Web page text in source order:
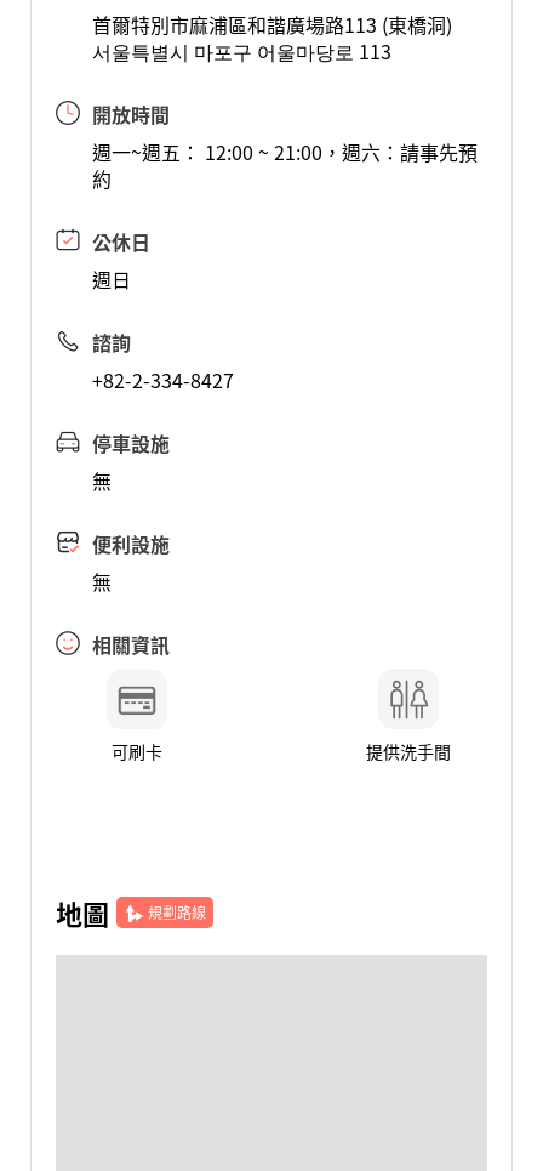
首爾特別市麻浦區和諧廣場路113 (東橋洞)
서울특별시 마포구 어울마당로 113
開放時間
週一~週五： 12:00 ~ 21:00，週六：請事先預
約
公休日
週日
諮詢
+82-2-334-8427
停車設施
無
便利設施
無
相關資訊
可刷卡 提供洗手間
地圖 規劃路線